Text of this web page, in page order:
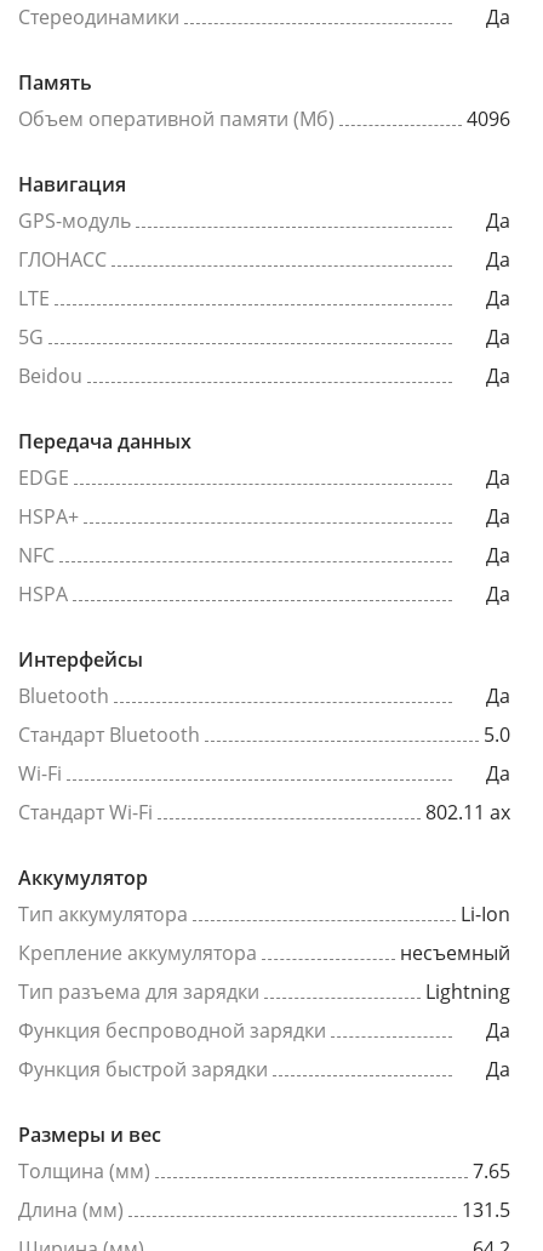
Стереодинамики Да
Память
Объем оперативной памяти (Мб)
4096
Навигация
GPS-модуль
Да
ГЛОНАСС
Да
LTE
Да
5G
Да
Beidou
Да
Передача данных
EDGE
Да
HSPA+
Да
NFC
Да
HSPA
Да
Интерфейсы
Bluetooth
Да
Стандарт Bluetooth
5.0
Wi-Fi
Да
Стандарт Wi-Fi
802.11 ax
Аккумулятор
Тип аккумулятора
Li-Ion
Крепление аккумулятора
несъемный
Тип разъема для зарядки
Lightning
Функция беспроводной зарядки
Да
Функция быстрой зарядки
Да
Размеры и вес
Толщина (мм)
7.65
Длина (мм)
131.5